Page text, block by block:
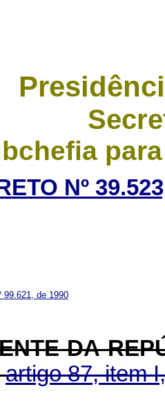
Nº
99.621, de 1990
DA
artigo 87, item